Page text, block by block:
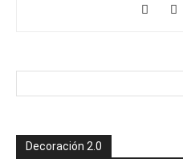
Decoración 2.0